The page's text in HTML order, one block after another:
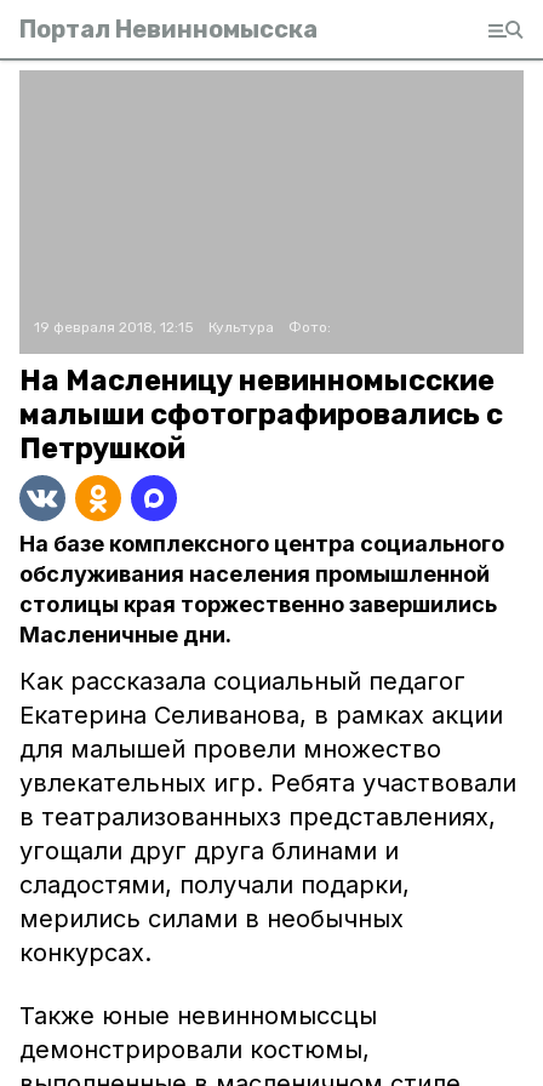
Портал Невинномысска
19 февраля 2018, 12:15 Культура Фото:
На Масленицу невинномысские
малыши сфотографировались с
Петрушкой
На базе комплексного центра социального
обслуживания населения промышленной
столицы края торжественно завершились
Масленичные дни.
Как рассказала социальный педагог
Екатерина Селиванова, в рамках акции
для малышей провели множество
увлекательных игр. Ребята участвовали
в театрализованныхз представлениях,
угощали друг друга блинами и
сладостями, получали подарки,
мерились силами в необычных
конкурсах.
Также юные невинномыссцы
демонстрировали костюмы,